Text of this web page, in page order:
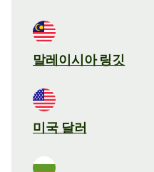
말레이시아 링깃
미국 달러